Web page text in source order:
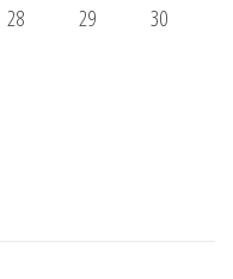
28 29
30